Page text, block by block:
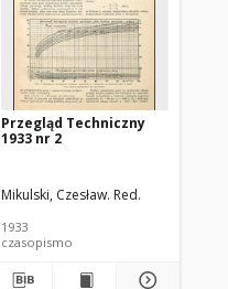
Przegląd Techniczny
1933 nr 2
Mikulski, Czesław. Red.
1933
czasopismo